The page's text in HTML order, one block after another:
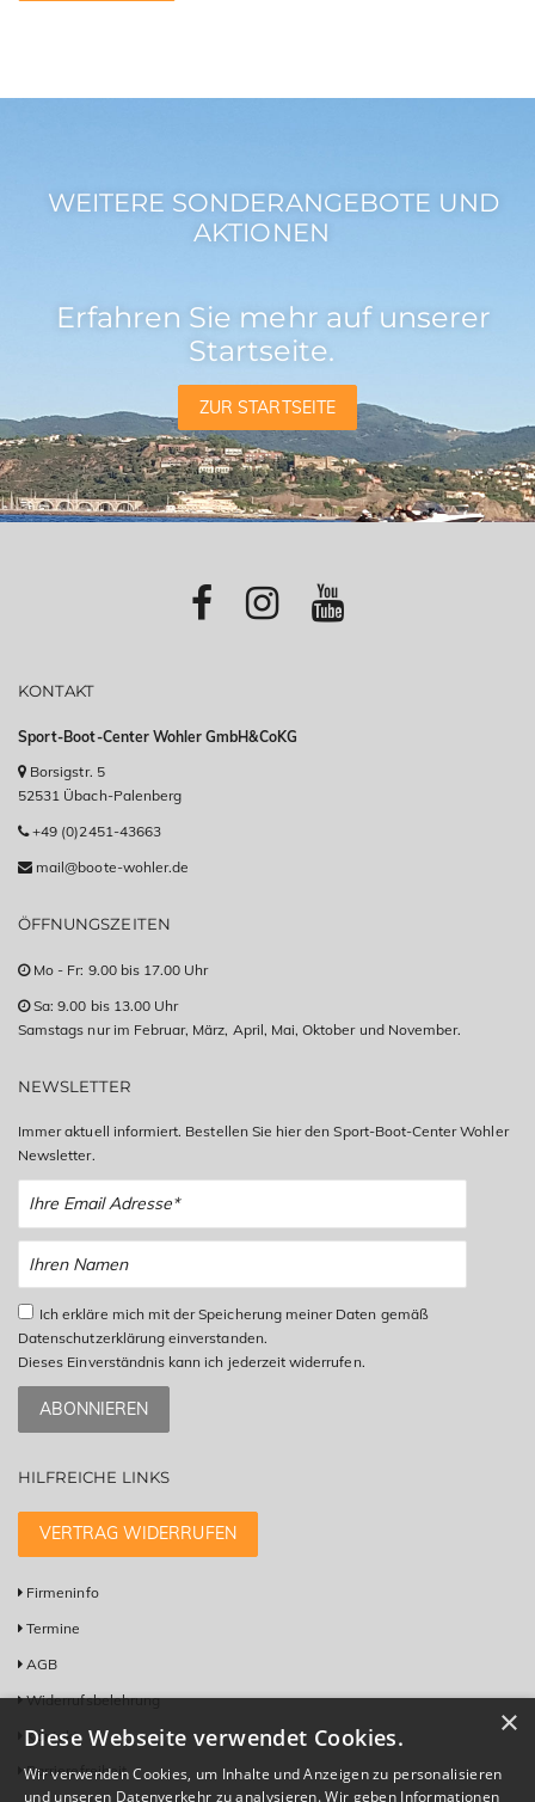
WEITERE SONDERANGEBOTE UND
AKTIONEN
Erfahren Sie mehr auf unserer
Startseite.
ZUR STARTSEITE
KONTAKT
Sport-Boot-Center Wohler GmbH&CoKG
Borsigstr. 5
52531 Übach-Palenberg
+49 (0)2451-43663
mail@boote-wohler.de
ÖFFNUNGSZEITEN
Mo - Fr: 9.00 bis 17.00 Uhr
Sa: 9.00 bis 13.00 Uhr
Samstags nur im Februar, März, April, Mai, Oktober und November.
NEWSLETTER
Immer aktuell informiert. Bestellen Sie hier den Sport-Boot-Center Wohler
Newsletter.
Ich erkläre mich mit der Speicherung meiner Daten gemäß
Datenschutzerklärung einverstanden.
Dieses Einverständnis kann ich jederzeit widerrufen.
ABONNIEREN
HILFREICHE LINKS
VERTRAG WIDERRUFEN
Firmeninfo
Termine
AGB
Widerrufsbelehrung
Kontakt
Barrierefreiheit
×
Diese Webseite verwendet Cookies.
Wir verwenden Cookies, um Inhalte und Anzeigen zu personalisieren
und unseren Datenverkehr zu analysieren. Wir geben Informationen